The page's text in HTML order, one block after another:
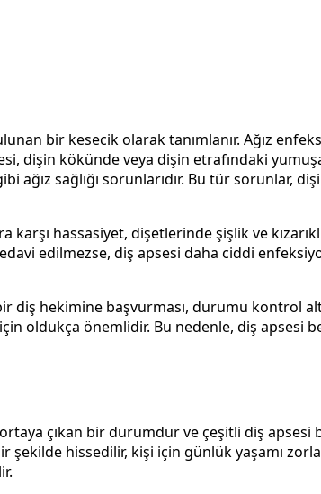
bir kesecik olarak tanımlanır. Ağız
dişin kökünde veya dişin etrafındaki
sağlığı sorunlarıdır. Bu tür sorunlar,
hassasiyet, dişetlerinde şişlik ve
edilmezse, diş apsesi daha ciddi
diş hekimine başvurması, durumu kontrol
için oldukça önemlidir. Bu nedenle, diş
çıkan bir durumdur ve çeşitli diş apsesi
şekilde hissedilir, kişi için günlük yaşamı